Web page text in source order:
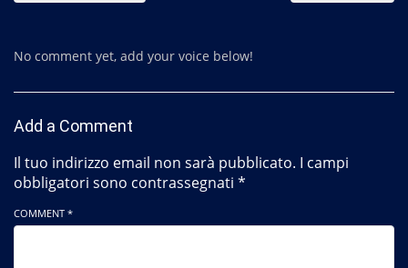
No comment yet, add your voice below!
Add a Comment
Il tuo indirizzo email non sarà pubblicato. I campi
obbligatori sono contrassegnati *
COMMENT *